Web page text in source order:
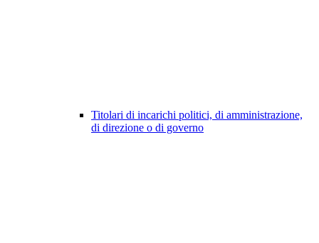
Titolari di incarichi politici, di amministrazione,
di direzione o di governo